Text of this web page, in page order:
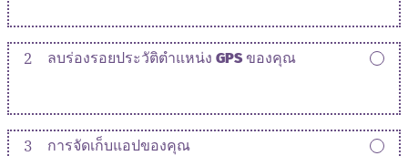
2 ลบร่องรอยประวัติตำแหน่ง GPS ของคุณ
3 การจัดเก็บแอปของคุณ